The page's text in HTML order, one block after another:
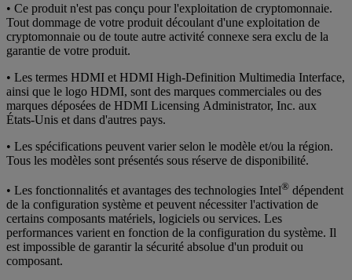
• Ce produit n'est pas conçu pour l'exploitation de cryptomonnaie.
Tout dommage de votre produit découlant d'une exploitation de
cryptomonnaie ou de toute autre activité connexe sera exclu de la
garantie de votre produit.
• Les termes HDMI et HDMI High-Definition Multimedia Interface,
ainsi que le logo HDMI, sont des marques commerciales ou des
marques déposées de HDMI Licensing Administrator, Inc. aux
États-Unis et dans d'autres pays.
• Les spécifications peuvent varier selon le modèle et/ou la région.
Tous les modèles sont présentés sous réserve de disponibilité.
• Les fonctionnalités et avantages des technologies Intel® dépendent
de la configuration système et peuvent nécessiter l'activation de
certains composants matériels, logiciels ou services. Les
performances varient en fonction de la configuration du système. Il
est impossible de garantir la sécurité absolue d'un produit ou
composant.